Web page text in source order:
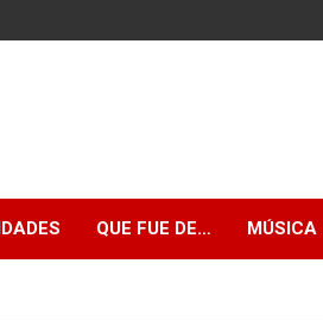
QUE FUE DE… MÚSICA